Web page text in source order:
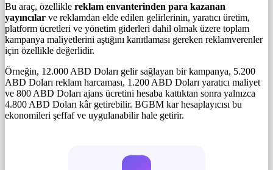
Bu araç, özellikle reklam envanterinden para kazanan
yayıncılar ve reklamdan elde edilen gelirlerinin, yaratıcı üretim,
platform ücretleri ve yönetim giderleri dahil olmak üzere toplam
kampanya maliyetlerini aştığını kanıtlaması gereken reklamverenler
için özellikle değerlidir.
Örneğin, 12.000 ABD Doları gelir sağlayan bir kampanya, 5.200
ABD Doları reklam harcaması, 1.200 ABD Doları yaratıcı maliyet
ve 800 ABD Doları ajans ücretini hesaba kattıktan sonra yalnızca
4.800 ABD Doları kâr getirebilir. BGBM kar hesaplayıcısı bu
ekonomileri şeffaf ve uygulanabilir hale getirir.